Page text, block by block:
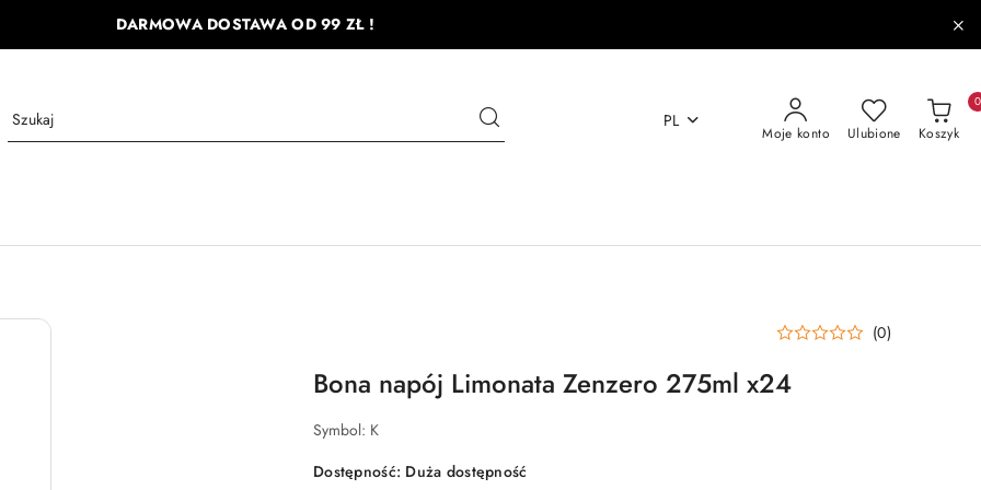
DARMOWA DOSTAWA OD 99 ZŁ !
PL
Moje konto Ulubione Koszyk
0
(0)
Bona napój Limonata Zenzero 275ml x24
Symbol: K
Dostępność: Duża dostępność